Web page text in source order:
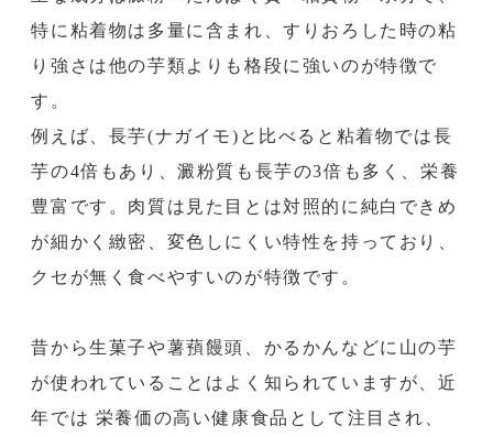
特に粘着物は多量に含まれ、すりおろした時の粘
り強さは他の芋類よりも格段に強いのが特徴で
す。
例えば、長芋(ナガイモ)と比べると粘着物では長
芋の4倍もあり、澱粉質も長芋の3倍も多く、栄養
豊富です。肉質は見た目とは対照的に純白できめ
が細かく緻密、変色しにくい特性を持っており、
クセが無く食べやすいのが特徴です。
昔から生菓子や薯蕷饅頭、かるかんなどに山の芋
が使われていることはよく知られていますが、近
年では 栄養価の高い健康食品として注目され、